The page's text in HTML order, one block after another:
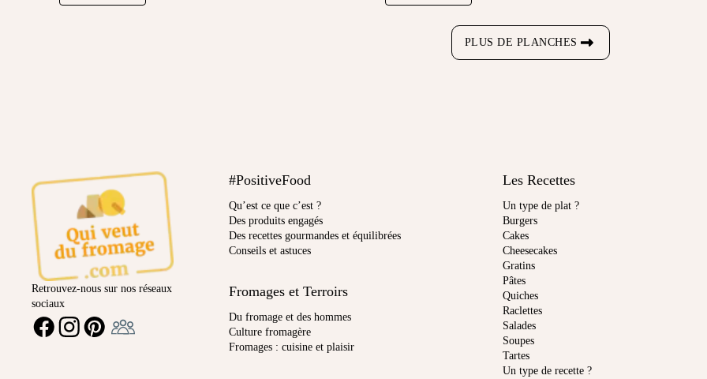
PLUS DE PLANCHES
Retrouvez-nous sur nos réseaux
sociaux
FACEBOOKINSTAGRAMPINTEREST
#PositiveFood
Qu’est ce que c’est ?
Des produits engagés
Des recettes gourmandes et équilibrées
Conseils et astuces
Fromages et Terroirs
Du fromage et des hommes
Culture fromagère
Fromages : cuisine et plaisir
Les Recettes
Un type de plat ?
Burgers
Cakes
Cheesecakes
Gratins
Pâtes
Quiches
Raclettes
Salades
Soupes
Tartes
Un type de recette ?